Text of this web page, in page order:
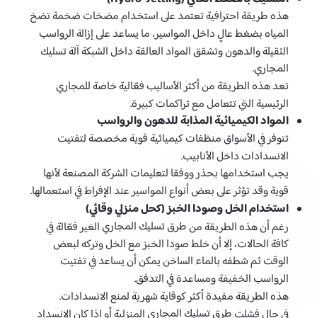
هذه طريقة احترافية تعتمد على استخدام مضخات ضخمة تضخ
المياه بضغط عالٍ داخل المواسير، ما يساعد على إزالة الرواسب
الثقيلة والدهون وتشقق المواد العالقة داخل الشبكة آلة تسليك
المجاري.
تعد هذه الطريقة من أكثر الأساليب فعّالية خاصة للمجاري
الرئيسية التي تتعامل مع تراكمات كبيرة.
المواد الكيميائية المذابة للدهون والرواسب
تتوفر في الأسواق منظفات كيميائية قوية مخصصة لتفتيت
الانسدادات داخل الأنابيب.
يجب استخدامها بحذر ووفقا لتعليمات الشركة المصنعة لأنها
قوية وقد تؤثر على بعض أنواع المواسير عند الإفراط في استعمالها.
استخدام الخل وصودا الخبز (كحل منزلي وقائي)
رغم أن هذه الطريقة منطرق تسليك المجاريالغير فعّالة في
كافة الحالات، إلا أن خلط صودا الخبز مع الخل وتركه لبعض
الوقت ثم شطفه بالماء الساخن يمكن أن يساعد في تفتيت
الرواسب الخفيفة ومساعدة في التدفق.
هذه الطريقة مفيدة أكثر كوقاية شهرية لمنع الانسدادات.